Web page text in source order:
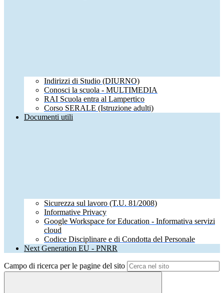
Indirizzi di Studio (DIURNO)
Conosci la scuola - MULTIMEDIA
RAI Scuola entra al Lampertico
Corso SERALE (Istruzione adulti)
Documenti utili
Sicurezza sul lavoro (T.U. 81/2008)
Informative Privacy
Google Workspace for Education - Informativa servizi
cloud
Codice Disciplinare e di Condotta del Personale
Next Generation EU - PNRR
Campo di ricerca per le pagine del sito